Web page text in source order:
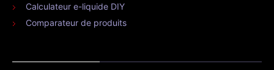
Calculateur e-liquide DIY
Comparateur de produits